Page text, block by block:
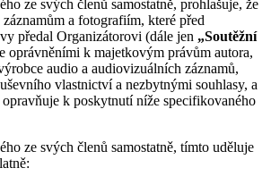
ze svých členů samostatně, prohlašuje, že
a fotografiím, které před
předal Organizátorovi (dále jen „Soutěžní
oprávněními k majetkovým právům autora,
audio a audiovizuálních záznamů,
vlastnictví a nezbytnými souhlasy, a
k poskytnutí níže specifikovaného
ze svých členů samostatně, tímto uděluje